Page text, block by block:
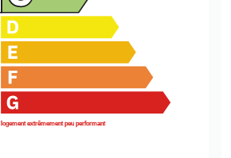
logement extrêmement peu performant